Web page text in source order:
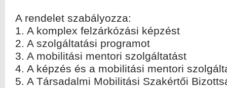
A rendelet szabályozza:
1. A komplex felzárkózási képzést
2. A szolgáltatási programot
3. A mobilitási mentori szolgáltatást
4. A képzés és a mobilitási mentori
5. A Társadalmi Mobilitási Szakértői